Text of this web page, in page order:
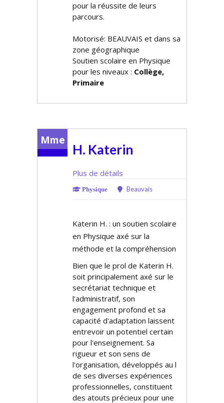
pour la réussite de leurs
parcours.
Motorisé: BEAUVAIS et dans sa
zone géographique
Soutien scolaire en Physique
pour les niveaux : Collège,
Primaire
Mme
H. Katerin
Plus de détails
Physique Beauvais
Katerin H. : un soutien scolaire
en Physique axé sur la
méthode et la compréhension
Bien que le profil de Katerin H.
soit principalement axé sur le
secrétariat technique et
l'administratif, son
engagement profond et sa
capacité d'adaptation laissent
entrevoir un potentiel certain
pour l'enseignement. Sa
rigueur et son sens de
l'organisation, développés au fil
de ses diverses expériences
professionnelles, constituent
des atouts précieux pour une